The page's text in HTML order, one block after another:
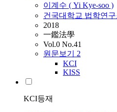
이계수 ( Yi Kye-soo )
건국대학교 법학연
2018
一鑑法學
Vol.0 No.41
원문보기 2
KCI
KISS
KCI등재